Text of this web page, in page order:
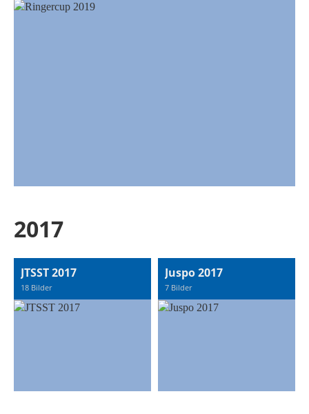
2017
JTSST 2017
18 Bilder
Juspo 2017
7 Bilder